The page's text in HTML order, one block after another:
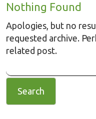
Nothing Found
Apologies, but no
requested archive.
related post.